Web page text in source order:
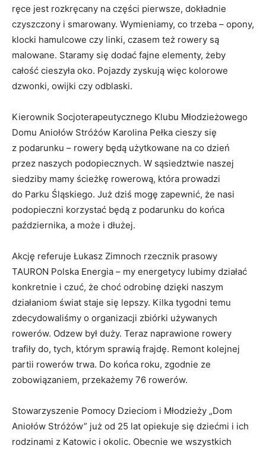
ręce jest rozkręcany na części pierwsze, dokładnie
czyszczony i smarowany. Wymieniamy, co trzeba – opony,
klocki hamulcowe czy linki, czasem też rowery są
malowane. Staramy się dodać fajne elementy, żeby
całość cieszyła oko. Pojazdy zyskują więc kolorowe
dzwonki, owijki czy odblaski.
Kierownik Socjoterapeutycznego Klubu Młodzieżowego
Domu Aniołów Stróżów Karolina Pełka cieszy się
z podarunku – rowery będą użytkowane na co dzień
przez naszych podopiecznych. W sąsiedztwie naszej
siedziby mamy ścieżkę rowerową, która prowadzi
do Parku Śląskiego. Już dziś mogę zapewnić, że nasi
podopieczni korzystać będą z podarunku do końca
października, a może i dłużej.
Akcję referuje Łukasz Zimnoch rzecznik prasowy
TAURON Polska Energia – my energetycy lubimy działać
konkretnie i czuć, że choć odrobinę dzięki naszym
działaniom świat staje się lepszy. Kilka tygodni temu
zdecydowaliśmy o organizacji zbiórki używanych
rowerów. Odzew był duży. Teraz naprawione rowery
trafiły do, tych, którym sprawią frajdę. Remont kolejnej
partii rowerów trwa. Do końca roku, zgodnie ze
zobowiązaniem, przekażemy 76 rowerów.
Stowarzyszenie Pomocy Dzieciom i Młodzieży „Dom
Aniołów Stróżów” już od 25 lat opiekuje się dziećmi i ich
rodzinami z Katowic i okolic. Obecnie we wszystkich